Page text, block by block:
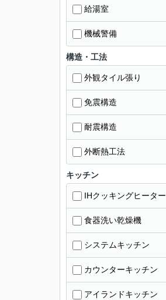
給湯室
機械警備
構造・工法
外観タイル張り
免震構造
耐震構造
外断熱工法
キッチン
IHクッキングヒーター
食器洗い乾燥機
システムキッチン
カウンターキッチン
アイランドキッチン